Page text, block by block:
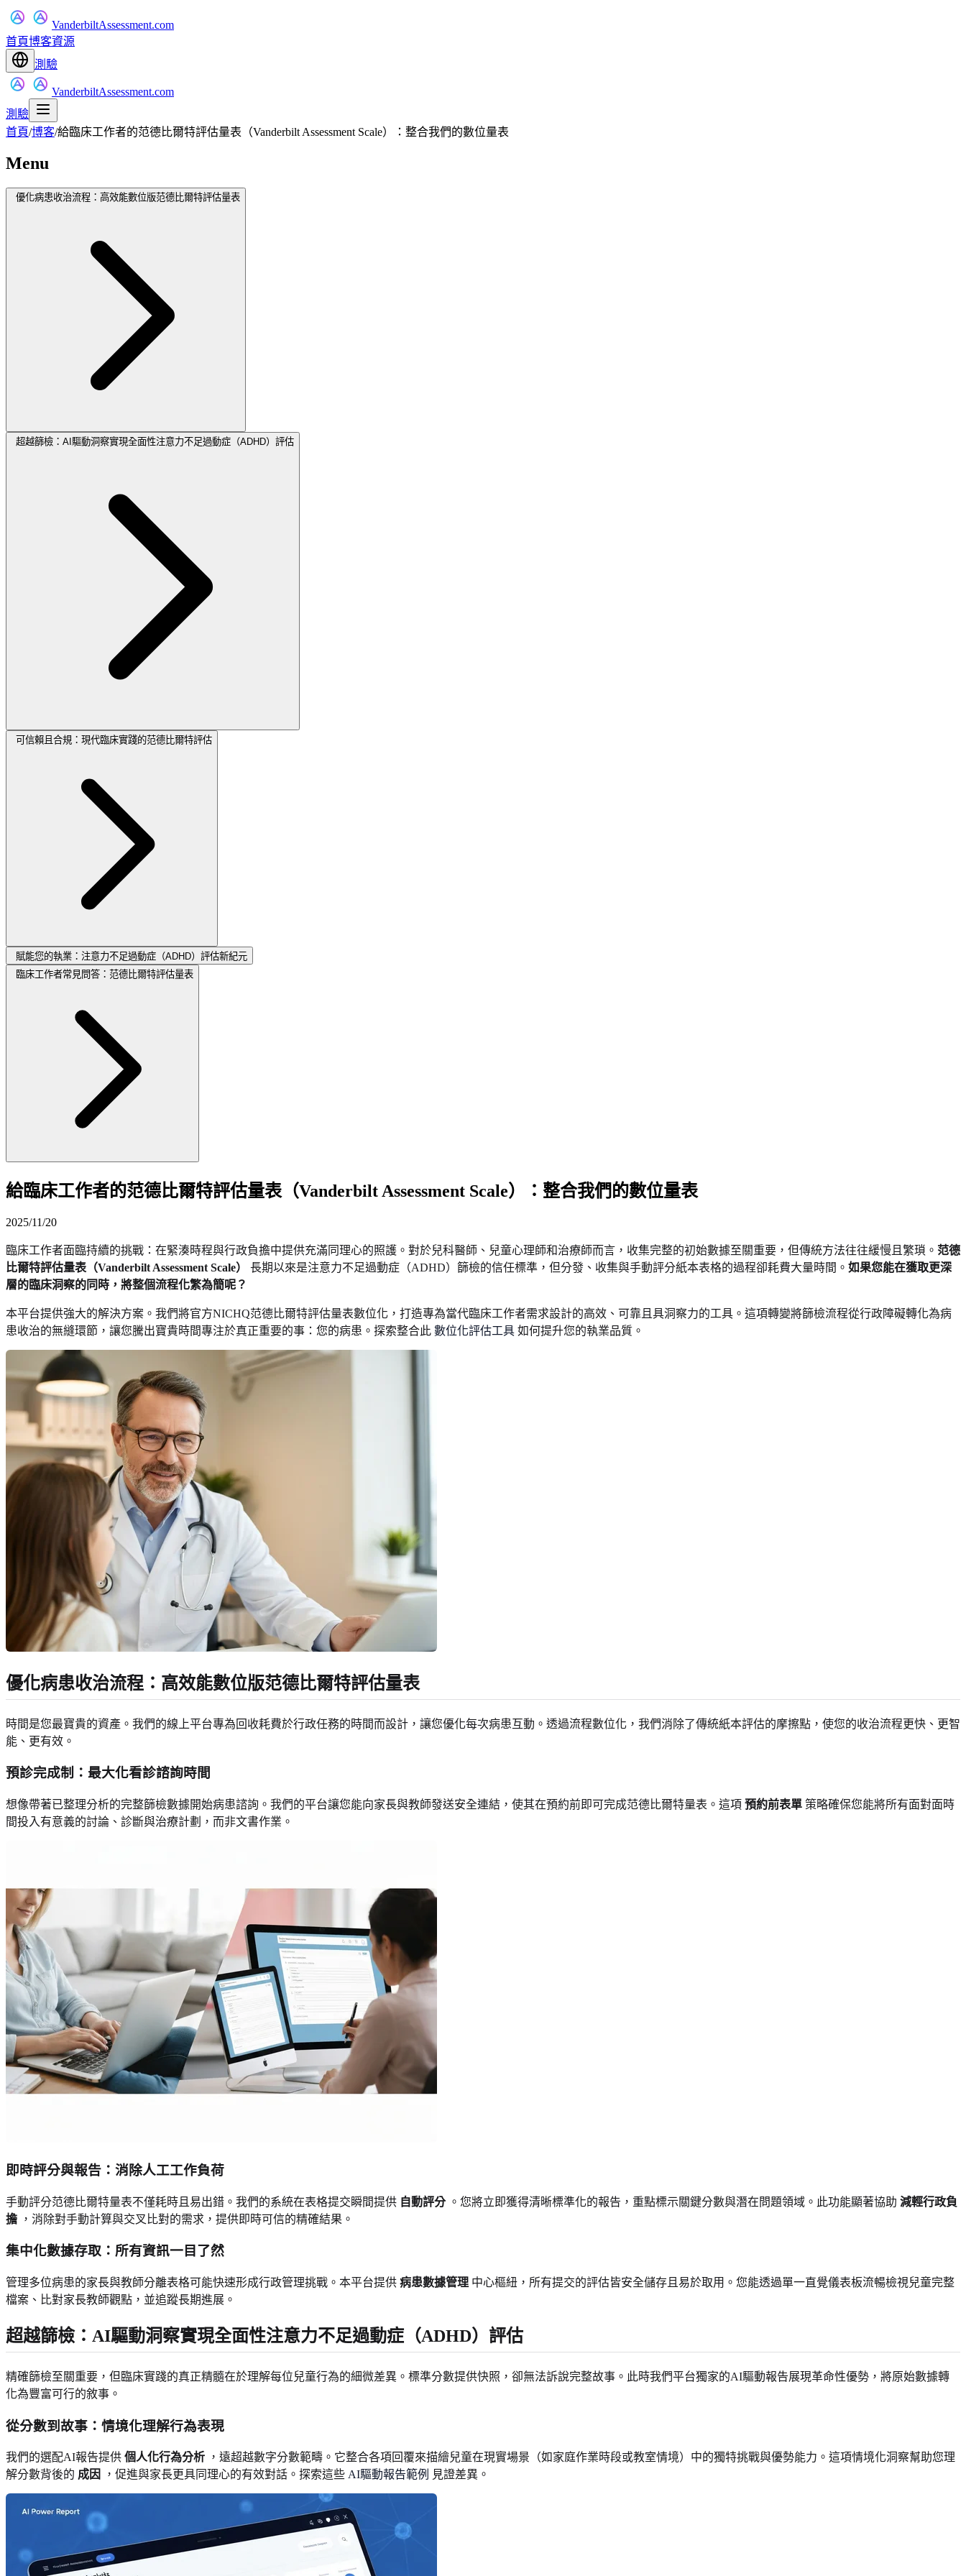
VanderbiltAssessment.com
首頁博客資源
測驗
VanderbiltAssessment.com
測驗
首頁/博客/給臨床工作者的范德比爾特評估量表（Vanderbilt Assessment Scale）：整合我們的數位量表
Menu
優化病患收治流程：高效能數位版范德比爾特評估量表
超越篩檢：AI驅動洞察實現全面性注意力不足過動症（ADHD）評估
可信賴且合規：現代臨床實踐的范德比爾特評估
賦能您的執業：注意力不足過動症（ADHD）評估新紀元
臨床工作者常見問答：范德比爾特評估量表
給臨床工作者的范德比爾特評估量表（Vanderbilt Assessment Scale）：整合我們的數位量表
2025/11/20
臨床工作者面臨持續的挑戰：在緊湊時程與行政負擔中提供充滿同理心的照護。對於兒科醫師、兒童心理師和治療師而言，收集完整的初始數據至關重要，但傳統方法往往緩慢且繁瑣。 范德
比爾特評估量表（Vanderbilt Assessment Scale）
長期以來是注意力不足過動症（ADHD）篩檢的信任標準，但分發、收集與手動評分紙本表格的過程卻耗費大量時間。 如果您能在獲取更深
層的臨床洞察的同時，將整個流程化繁為簡呢？
本平台提供強大的解決方案。我們將官方NICHQ范德比爾特評估量表數位化，打造專為當代臨床工作者需求設計的高效、可靠且具洞察力的工具。這項轉變將篩檢流程從行政障礙轉化為病
患收治的無縫環節，讓您騰出寶貴時間專注於真正重要的事：您的病患。探索整合此 數位化評估工具 如何提升您的執業品質。
優化病患收治流程：高效能數位版范德比爾特評估量表
時間是您最寶貴的資產。我們的線上平台專為回收耗費於行政任務的時間而設計，讓您優化每次病患互動。透過流程數位化，我們消除了傳統紙本評估的摩擦點，使您的收治流程更快、更智
能、更有效。
預診完成制：最大化看診諮詢時間
想像帶著已整理分析的完整篩檢數據開始病患諮詢。我們的平台讓您能向家長與教師發送安全連結，使其在預約前即可完成范德比爾特量表。這項 預約前表單 策略確保您能將所有面對面時
間投入有意義的討論、診斷與治療計劃，而非文書作業。
即時評分與報告：消除人工工作負荷
手動評分范德比爾特量表不僅耗時且易出錯。我們的系統在表格提交瞬間提供 自動評分。您將立即獲得清晰標準化的報告，重點標示關鍵分數與潛在問題領域。此功能顯著協助 減輕行政負
擔 ，消除對手動計算與交叉比對的需求，提供即時可信的精確結果。
集中化數據存取：所有資訊一目了然
管理多位病患的家長與教師分離表格可能快速形成行政管理挑戰。本平台提供 病患數據管理 中心樞紐，所有提交的評估皆安全儲存且易於取用。您能透過單一直覺儀表板流暢檢視兒童完整
檔案、比對家長教師觀點，並追蹤長期進展。
超越篩檢：AI驅動洞察實現全面性注意力不足過動症（ADHD）評估
精確篩檢至關重要，但臨床實踐的真正精髓在於理解每位兒童行為的細微差異。標準分數提供快照，卻無法訴說完整故事。此時我們平台獨家的AI驅動報告展現革命性優勢，將原始數據轉
化為豐富可行的敘事。
從分數到故事：情境化理解行為表現
我們的選配AI報告提供 個人化行為分析 ，遠超越數字分數範疇。它整合各項回覆來描繪兒童在現實場景（如家庭作業時段或教室情境）中的獨特挑戰與優勢能力。這項情境化洞察幫助您理
解分數背後的 成因 ，促進與家長更具同理心的有效對話。探索這些 AI驅動報告範例 見證差異。